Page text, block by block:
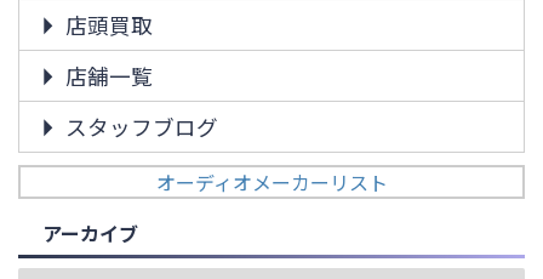
店頭買取
店舗一覧
スタッフブログ
オーディオメーカーリスト
アーカイブ